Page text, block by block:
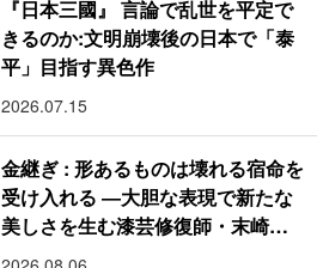
『日本三國』 言論で乱世を平定で
きるのか:文明崩壊後の日本で「泰
平」目指す異色作
2026.07.15
金継ぎ : 形あるものは壊れる宿命を
受け入れる ―大胆な表現で新たな
美しさを生む漆芸修復師・末崎広
樹